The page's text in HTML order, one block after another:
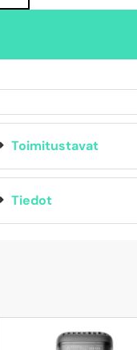
Toimitustavat
Tiedot